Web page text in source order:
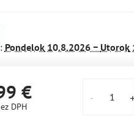
Pondelok10.8.2026 − Utorok
€
DPH